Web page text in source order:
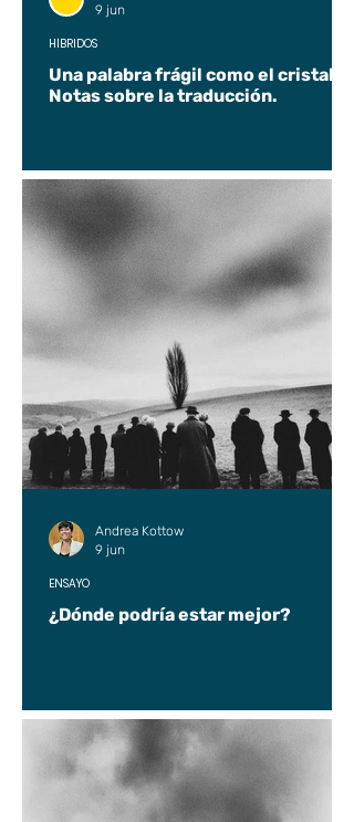
Una palabra frágil como el cristal.
Notas sobre la traducción.
HÍBRIDOS
9 jun
¿Dónde podría estar mejor?
ENSAYO
Andrea Kottow
9 jun